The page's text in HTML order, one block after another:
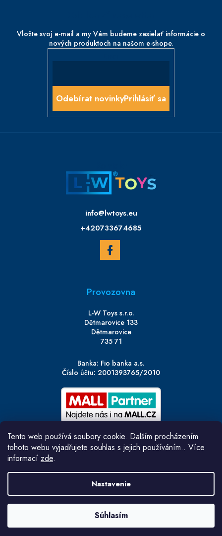
Tento web používá soubory cookie. Dalším procházením
tohoto webu vyjadřujete souhlas s jejich používáním.. Více
informací zde.
Nastavenie
Súhlasím
Vložte svoj e-mail a my Vám budeme zasielať informácie o
nových produktoch na našom e-shope.
Prihlásiť sa
info@lwtoys.eu
+420733674685
Provozovna
L-W Toys s.r.o.
Dětmarovice 133
Dětmarovice
735 71
Banka: Fio banka a.s.
Číslo účtu: 2001393765/2010
|Připravil Shoptetnamiru.cz
L-W TOYS. Všetky práva vyhradené.
Upraviť nastavenie cookies